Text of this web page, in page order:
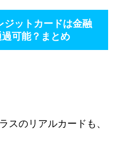
ジットカードは金融
可能？まとめ
スのリアルカードも、